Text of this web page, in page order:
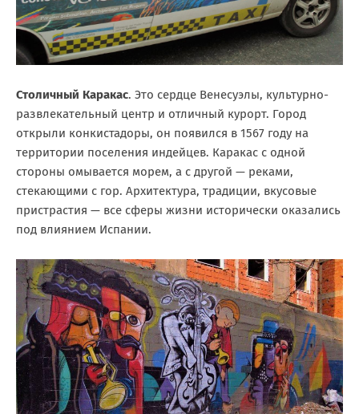
Столичный Каракас. Это сердце Венесуэлы, культурно-
развлекательный центр и отличный курорт. Город
открыли конкистадоры, он появился в 1567 году на
территории поселения индейцев. Каракас с одной
стороны омывается морем, а с другой — реками,
стекающими с гор. Архитектура, традиции, вкусовые
пристрастия — все сферы жизни исторически оказались
под влиянием Испании.